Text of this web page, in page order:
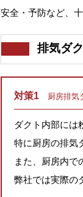
安全・予防など、
排気ダ
対策1 厨房排気
ダクト内部には
特に厨房の排気
また、厨房内で
弊社では実際の